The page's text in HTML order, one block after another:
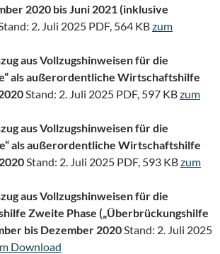
2020 bis Juni 2021 (inklusive
2. Juli 2025 PDF, 564 KBzum
aus Vollzugshinweisen für die
als außerordentliche Wirtschaftshilfe
Stand: 2. Juli 2025 PDF, 597 KBzum
aus Vollzugshinweisen für die
als außerordentliche Wirtschaftshilfe
Stand: 2. Juli 2025 PDF, 593 KBzum
aus Vollzugshinweisen für die
Zweite Phase („Überbrückungshilfe
bis Dezember 2020 Stand: 2. Juli 2025
Download